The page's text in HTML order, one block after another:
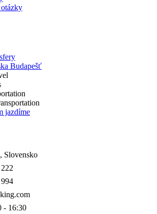
Budapešť
jazdíme
Slovensko
- 16:30